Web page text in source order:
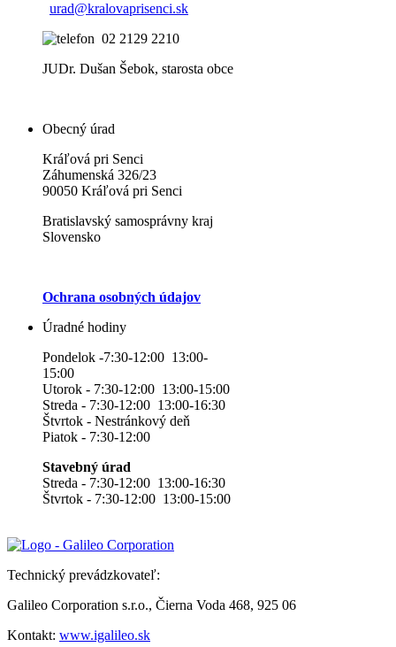
urad@kralovaprisenci.sk
02 2129 2210
JUDr. Dušan Šebok, starosta obce
Obecný úrad
Kráľová pri Senci
Záhumenská 326/23
90050 Kráľová pri Senci
Bratislavský samosprávny kraj
Slovensko
Ochrana osobných údajov
Úradné hodiny
Pondelok -7:30-12:00 13:00-
15:00
Utorok - 7:30-12:00 13:00-15:00
Streda - 7:30-12:00 13:00-16:30
Štvrtok - Nestránkový deň
Piatok - 7:30-12:00
Stavebný úrad
Streda - 7:30-12:00 13:00-16:30
Štvrtok - 7:30-12:00 13:00-15:00
Technický prevádzkovateľ:
Galileo Corporation s.r.o., Čierna Voda 468, 925 06
Kontakt: www.igalileo.sk